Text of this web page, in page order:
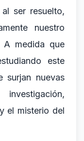
ser resuelto,
nuestro
A medida que
este
surjan nuevas
el misterio del